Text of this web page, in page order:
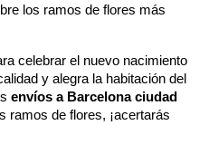
los ramos de flores más
celebrar el nuevo nacimiento
y alegra la habitación del
envíos a Barcelona ciudad
ramos de flores, ¡acertarás